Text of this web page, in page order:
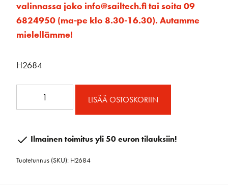
valinnassa joko info@sailtech.fi tai soita 09
6824950 (ma-pe klo 8.30-16.30). Autamme
mielellämme!
H2684
w/Cam
Becket
LISÄÄ OSTOSKORIIN
Ilmainen toimitus yli 50 euron tilauksiin!
Tuotetunnus (SKU): H2684